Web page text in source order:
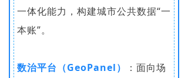
一体化能力，构建城市公共数据“一
本账”。
数治平台（GeoPanel）
：面向场